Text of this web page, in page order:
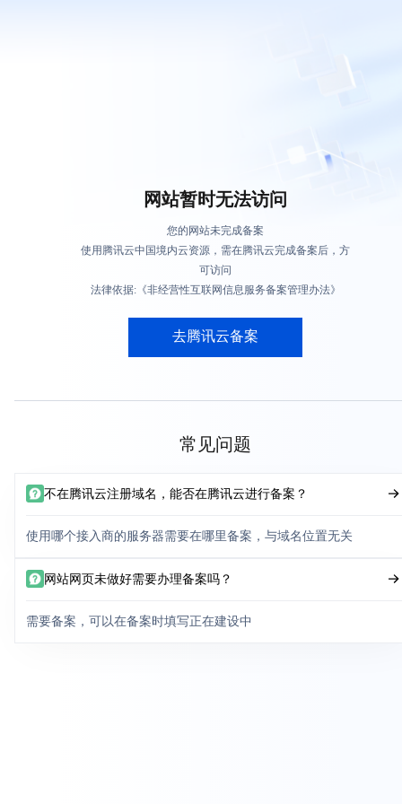
网站暂时无法访问
您的网站未完成备案
使用腾讯云中国境内云资源，需在腾讯云完成备案后，方
可访问
法律依据:《非经营性互联网信息服务备案管理办法》
去腾讯云备案
常见问题
不在腾讯云注册域名，能否在腾讯云进行备案？
使用哪个接入商的服务器需要在哪里备案，与域名位置无关
网站网页未做好需要办理备案吗？
需要备案，可以在备案时填写正在建设中